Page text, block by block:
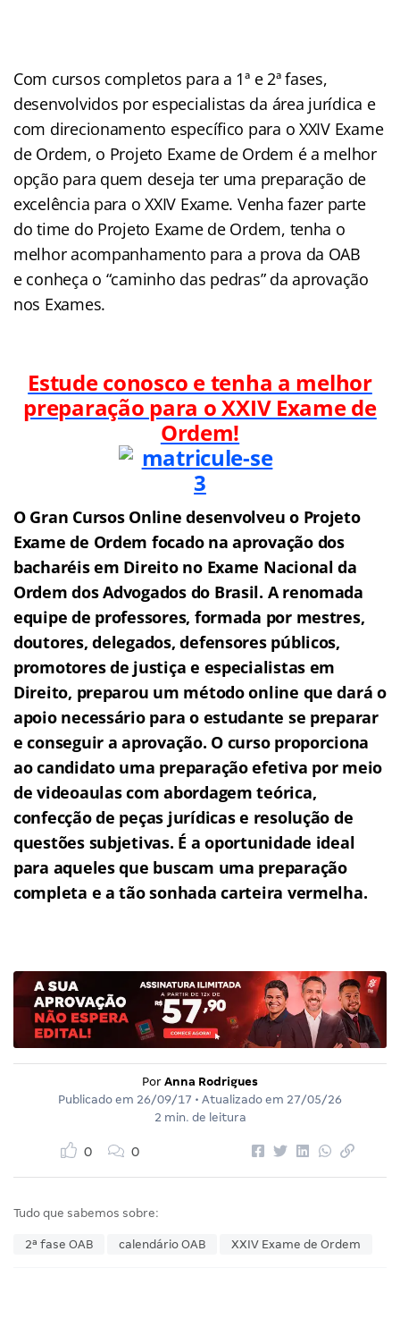
Com cursos completos para a 1ª e 2ª fases,
desenvolvidos por especialistas da área jurídica e
com direcionamento específico para o XXIV Exame
de Ordem, o Projeto Exame de Ordem é a melhor
opção para quem deseja ter uma preparação de
excelência para o XXIV Exame. Venha fazer parte
do time do Projeto Exame de Ordem, tenha o
melhor acompanhamento para a prova da OAB
e conheça o “caminho das pedras” da aprovação
nos Exames.
Estude conosco e tenha a melhor
preparação para o XXIV Exame de
Ordem!
O Gran Cursos Online desenvolveu o Projeto
Exame de Ordem focado na aprovação dos
bacharéis em Direito no Exame Nacional da
Ordem dos Advogados do Brasil. A renomada
equipe de professores, formada por mestres,
doutores, delegados, defensores públicos,
promotores de justiça e especialistas em
Direito, preparou um método online que dará o
apoio necessário para o estudante se preparar
e conseguir a aprovação. O curso proporciona
ao candidato uma preparação efetiva por meio
de videoaulas com abordagem teórica,
confecção de peças jurídicas e resolução de
questões subjetivas. É a oportunidade ideal
para aqueles que buscam uma preparação
completa e a tão sonhada carteira vermelha.
Por Anna Rodrigues
Publicado em 26/09/17 • Atualizado em 27/05/26
2 min. de leitura
0 0
Tudo que sabemos sobre:
2ª fase OAB calendário OAB XXIV Exame de Ordem